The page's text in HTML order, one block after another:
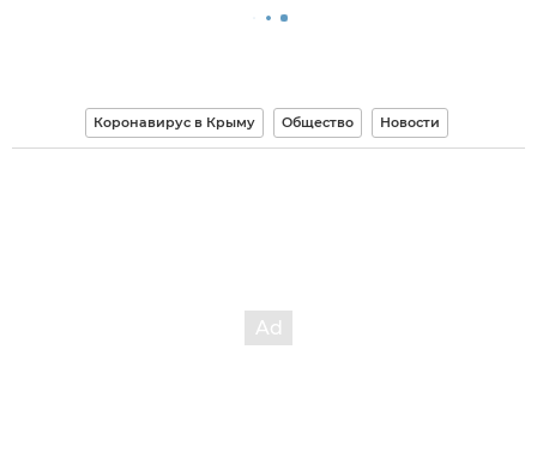
Коронавирус в Крыму Общество Новости